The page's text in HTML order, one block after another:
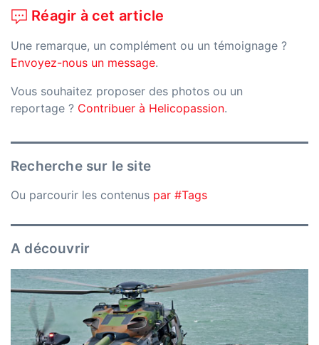
Réagir à cet article
Une remarque, un complément ou un témoignage ?
Envoyez-nous un message.
Vous souhaitez proposer des photos ou un
reportage ? Contribuer à Helicopassion.
Recherche sur le site
Ou parcourir les contenus par #Tags
A découvrir